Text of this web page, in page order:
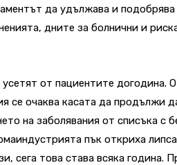
да удължава и
дните за болнични и
от пациентите догодина.
се очаква касата да продължи
на заболявания от списъка с
пък откриха
сега това става всяка